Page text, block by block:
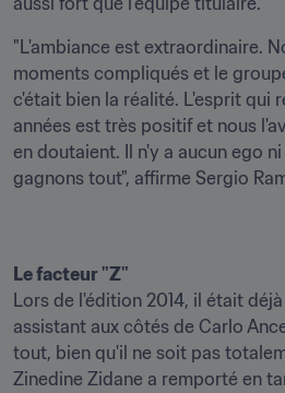
"L'ambiance est extraordinaire.
moments compliqués et le
c'était bien la réalité. L'esprit qui
années est très positif et nous
en doutaient. Il n'y a aucun ego
gagnons tout", affirme Sergio
Le facteur "Z"
Lors de l'édition 2014, il était
assistant aux côtés de Carlo
tout, bien qu'il ne soit pas
Zinedine Zidane a remporté en